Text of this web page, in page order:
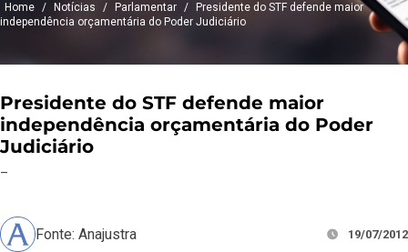
Home / Notícias / Parlamentar /
Presidente do STF defende maior
independência orçamentária do Poder Judiciário
Presidente do STF defende maior
independência orçamentária do Poder
Judiciário
–
Fonte: Anajustra 19/07/2012